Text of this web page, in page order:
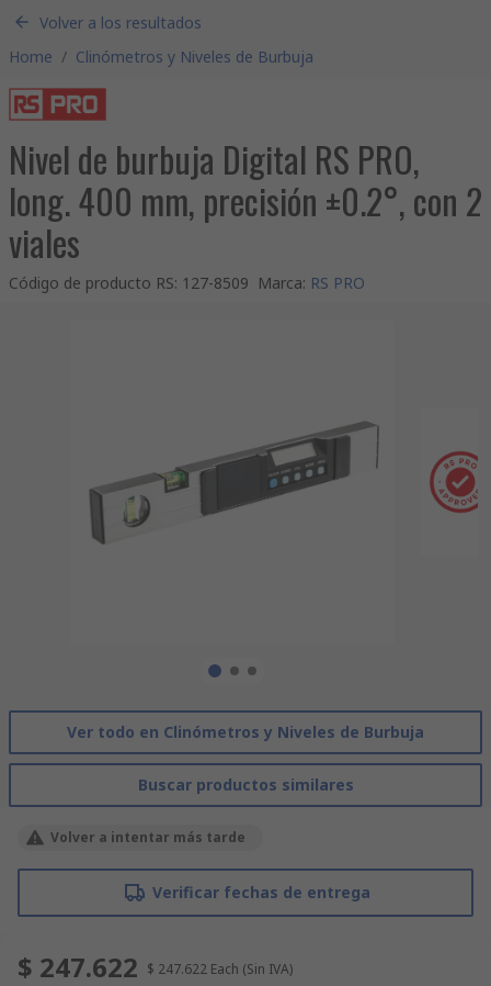
Volver a los resultados
Home / Clinómetros y Niveles de Burbuja
Nivel de burbuja Digital RS PRO,
long. 400 mm, precisión ±0.2°, con 2
viales
Código de producto RS: 127-8509 Marca: RS PRO
Ver todo en Clinómetros y Niveles de Burbuja
Buscar productos similares
Volver a intentar más tarde
Verificar fechas de entrega
$ 247.622 $ 247.622 Each (Sin IVA)